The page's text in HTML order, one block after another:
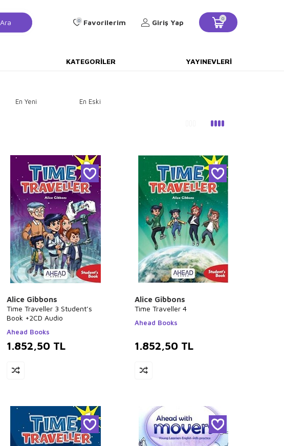
Ara 0 Favorilerim Giriş Yap 0
KATEGORILER YAYINEVLERI
En Yeni En Eski
Alice Gibbons
Time Traveller 3 Student’s
Book +2CD Audio
Ahead Books
1.852,50 TL
Alice Gibbons
Time Traveller 4
Ahead Books
1.852,50 TL